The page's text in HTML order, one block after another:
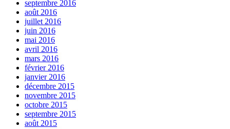
septembre 2016
août 2016
juillet 2016
juin 2016
mai 2016
avril 2016
mars 2016
février 2016
janvier 2016
décembre 2015
novembre 2015
octobre 2015
septembre 2015
août 2015